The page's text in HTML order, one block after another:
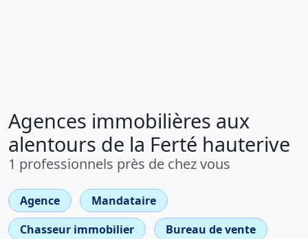
Agences immobilières aux
alentours de la Ferté hauterive
1 professionnels près de chez vous
Agence
Mandataire
Chasseur immobilier
Bureau de vente